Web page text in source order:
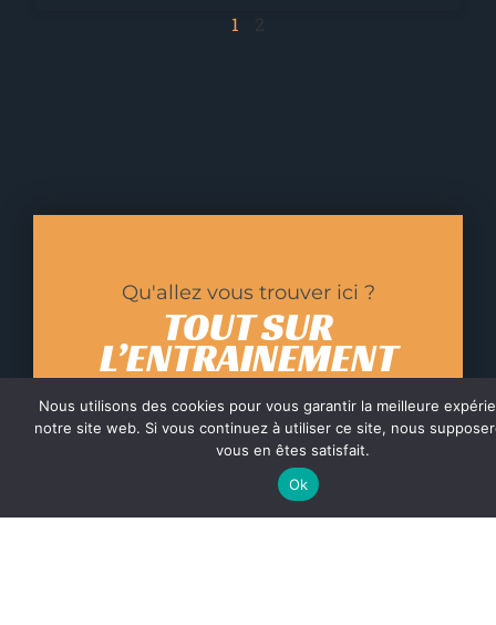
1 2
Qu'allez vous trouver ici ?
TOUT SUR
L’ENTRAINEMENT
Ici je vais partager avec vous mes trucs et
astuces que j’ai appris au cours de ces
quelques dernières années.
Je sais qu’il y aura des critiques mais
Nous utilisons des cookies pour vous garantir la meilleure
notre site web. Si vous continuez à utiliser ce site, nous
vous en êtes satisfait.
Ok